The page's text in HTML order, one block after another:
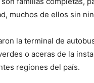
muchos de ellos sin
la terminal de
o aceras de la
regiones del país.